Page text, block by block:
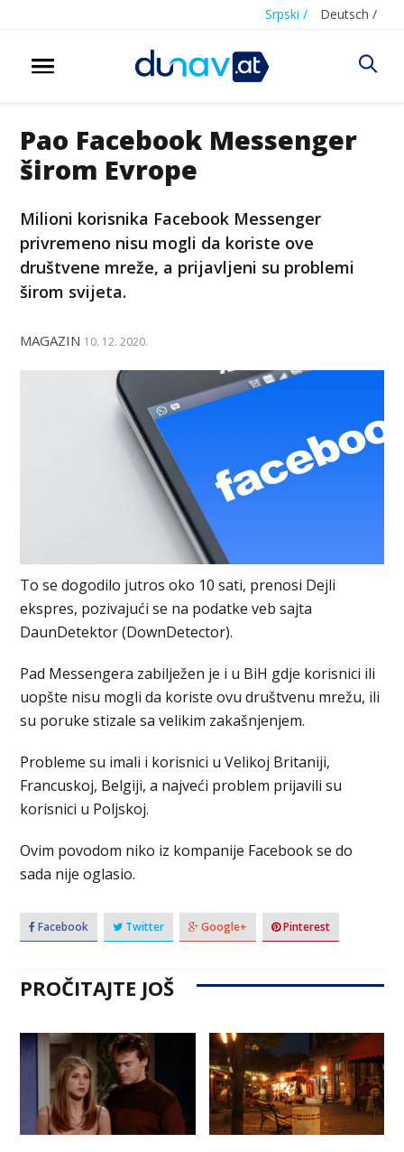
Srpski / Deutsch /
Pao Facebook Messenger
širom Evrope
Milioni korisnika Facebook Messenger
privremeno nisu mogli da koriste ove
društvene mreže, a prijavljeni su problemi
širom svijeta.
MAGAZIN 10. 12. 2020.
To se dogodilo jutros oko 10 sati, prenosi Dejli
ekspres, pozivajući se na podatke veb sajta
DaunDetektor (DownDetector).
Pad Messengera zabilježen je i u BiH gdje korisnici ili
uopšte nisu mogli da koriste ovu društvenu mrežu, ili
su poruke stizale sa velikim zakašnjenjem.
Probleme su imali i korisnici u Velikoj Britaniji,
Francuskoj, Belgiji, a najveći problem prijavili su
korisnici u Poljskoj.
Ovim povodom niko iz kompanije Facebook se do
sada nije oglasio.
Facebook Twitter Google+ Pinterest
PROČITAJTE JOŠ